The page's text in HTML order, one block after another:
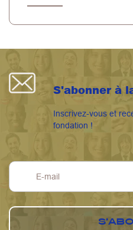
S'abonner à
Inscrivez-vous et
fondation !